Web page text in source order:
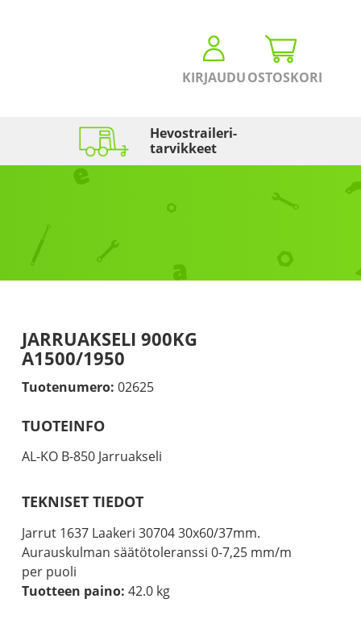
KIRJAUDUOSTOSKORI
Hevostraileri­
tarvikkeet
JARRUAKSELI 900KG
A1500/1950
Tuotenumero: 02625
TUOTEINFO
AL-KO B-850 Jarruakseli
TEKNISET TIEDOT
Jarrut 1637 Laakeri 30704 30x60/37mm.
Aurauskulman säätötoleranssi 0-7,25 mm/m
per puoli
Tuotteen paino: 42.0 kg